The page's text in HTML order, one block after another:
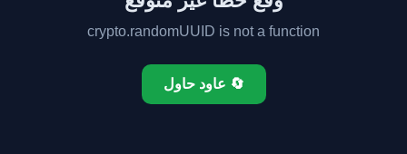
crypto.randomUUID is not a function
🔄 عاود حاول